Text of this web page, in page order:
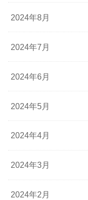
2024年8月
2024年7月
2024年6月
2024年5月
2024年4月
2024年3月
2024年2月